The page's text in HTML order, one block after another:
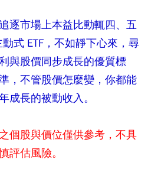
逐市場上本益比動輒四、五
式 ETF，不如靜下心來，尋
與股價同步成長的優質標
，不管股價怎麼變，你都能
成長的被動收入。
個股與價位僅供參考，不具
評估風險。